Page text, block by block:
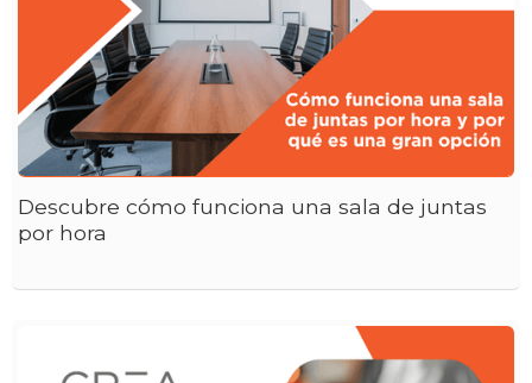
Descubre cómo funciona una sala de juntas
por hora